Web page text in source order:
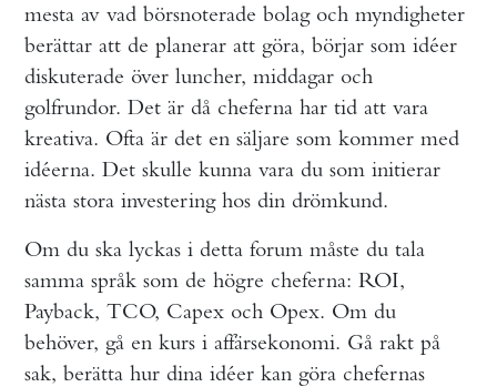
mesta av vad börsnoterade bolag och myndigheter
berättar att de planerar att göra, börjar som idéer
diskuterade över luncher, middagar och
golfrundor. Det är då cheferna har tid att vara
kreativa. Ofta är det en säljare som kommer med
idéerna. Det skulle kunna vara du som initierar
nästa stora investering hos din drömkund.
Om du ska lyckas i detta forum måste du tala
samma språk som de högre cheferna: ROI,
Payback, TCO, Capex och Opex. Om du
behöver, gå en kurs i affärsekonomi. Gå rakt på
sak, berätta hur dina idéer kan göra chefernas